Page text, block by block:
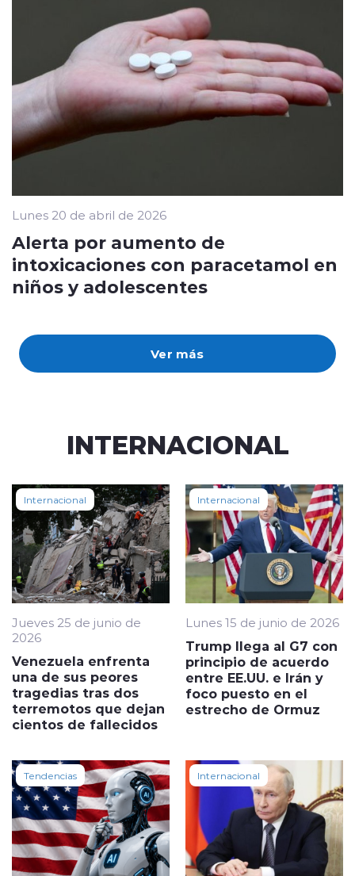
Ver más
Lunes 20 de abril de 2026
Alerta por aumento de
intoxicaciones con paracetamol en
niños y adolescentes
INTERNACIONAL
Internacional
Jueves 25 de junio de
2026
Venezuela enfrenta
una de sus peores
tragedias tras dos
terremotos que dejan
cientos de fallecidos
Internacional
Lunes 15 de junio de 2026
Trump llega al G7 con
principio de acuerdo
entre EE.UU. e Irán y
foco puesto en el
estrecho de Ormuz
Tendencias Internacional